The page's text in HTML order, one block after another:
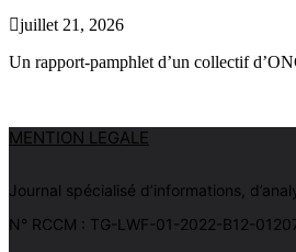
juillet 21, 2026
Un rapport-pamphlet d’un collectif
MENTION LEGALE
Journal spécialisé d’informations,
N° RCCM : TG-LWF-01-2022-B12-